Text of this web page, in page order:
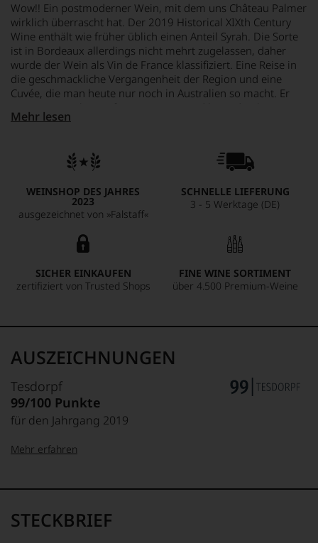
Wow!! Ein postmoderner Wein, mit dem uns Château Palmer
wirklich überrascht hat. Der 2019 Historical XIXth Century
Wine enthält wie früher üblich einen Anteil Syrah. Die Sorte
ist in Bordeaux allerdings nicht mehrt zugelassen, daher
wurde der Wein als Vin de France klassifiziert. Eine Reise in
die geschmackliche Vergangenheit der Region und eine
Cuvée, die man heute nur noch in Australien so macht. Er
einem intensiven, fruchtbetonten Bouquet von Blaubeeren
ein, die der Cuvée zusätzliche Fülle und Komplexität verleiht.
Am Gaumen ist er vollmundig und dicht, mit einer leicht
Eine heute einzigartige Interpretation des Bordelaiser
Terroirs, ein absoluter Ausnahmewein und ein großer
Genuss!
Mehr lesen
WEINSHOP DES JAHRES
2023
ausgezeichnet von »Falstaff«
SCHNELLE LIEFERUNG
3 - 5 Werktage (DE)
SICHER EINKAUFEN
zertifiziert von Trusted Shops
FINE WINE SORTIMENT
über 4.500 Premium-Weine
AUSZEICHNUNGEN
Tesdorpf
99/100 Punkte
für den Jahrgang 2019
95–98 Punkte:
Name
Tesdorpf
Mehr erfahren
STECKBRIEF